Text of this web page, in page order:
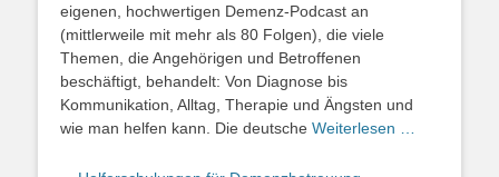
eigenen, hochwertigen Demenz-Podcast an
(mittlerweile mit mehr als 80 Folgen), die viele
Themen, die Angehörigen und Betroffenen
beschäftigt, behandelt: Von Diagnose bis
Kommunikation, Alltag, Therapie und Ängsten und
wie man helfen kann. Die deutsche Weiterlesen …